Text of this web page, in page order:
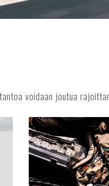
voidaan joutua
Kierrätyspalkkiolla
vauhtia
autokauppaan